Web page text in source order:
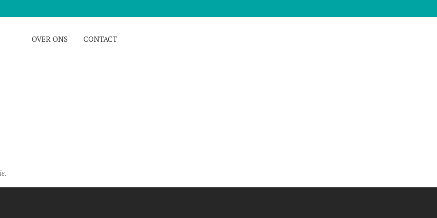
OVER ONS CONTACT